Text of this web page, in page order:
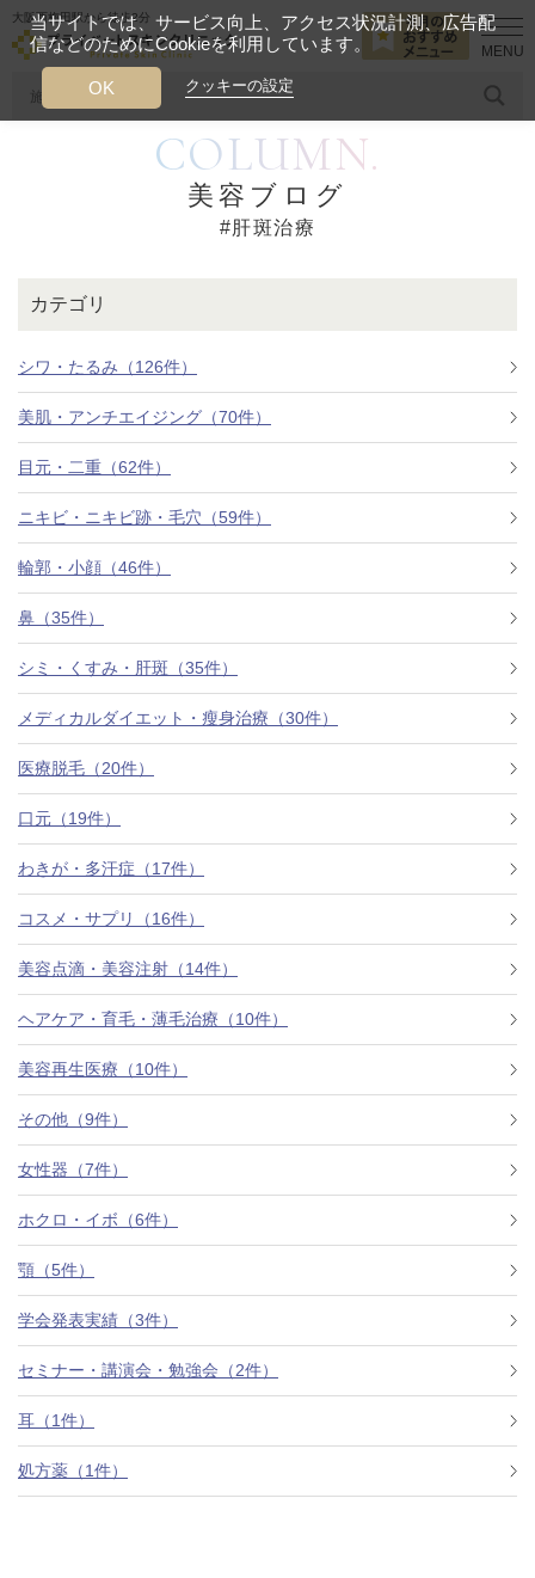
大阪西梅田駅から徒歩2分
糸リフト ヒアルロン酸
今月のおすすめメニュー
クリニックについて
料金一覧
施術症例
初めての方へ
お悩みで探す
医師紹介
アクセス
西梅田から徒歩2分
ついて
よくあるご質問
美容ブログ
肝斑治療
COLUMN.
美容ブログ
#肝斑治療
カテゴリ
シワ・たるみ（126件）
美肌・アンチエイジング（70件）
目元・二重（62件）
ニキビ・ニキビ跡・毛穴（59件）
輪郭・小顔（46件）
鼻（35件）
シミ・くすみ・肝斑（35件）
メディカルダイエット・瘦身治療（30件）
医療脱毛（20件）
口元（19件）
わきが・多汗症（17件）
コスメ・サプリ（16件）
美容点滴・美容注射（14件）
ヘアケア・育毛・薄毛治療（10件）
美容再生医療（10件）
その他（9件）
女性器（7件）
ホクロ・イボ（6件）
顎（5件）
学会発表実績（3件）
セミナー・講演会・勉強会（2件）
耳（1件）
処方薬（1件）
当サイトでは、サービス向上、アクセス状況計測、広告配
信などのためにCookieを利用しています。
クッキーの設定
OK